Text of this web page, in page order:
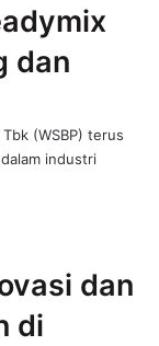
dan
(WSBP) terus
industri
dan
di